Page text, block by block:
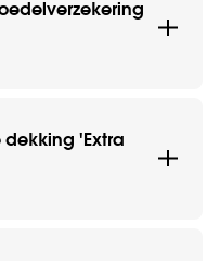
dekking 'Extra